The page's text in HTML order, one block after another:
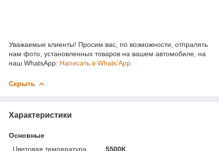
Уважаемые клиенты! Просим вас, по возможности, отпралять
нам фото, установленных товаров на вашем автомобиле, на
наш WhatsApp: Написать в Whats'App
Скрыть
Характеристики
Основные
Цветовая температура
5500K